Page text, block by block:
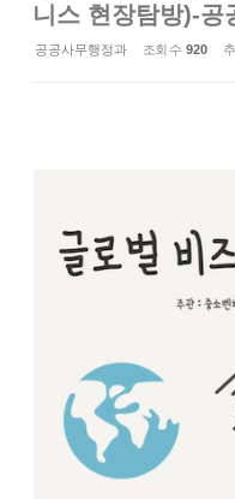
니스 현장탐방)-공
공공사무행정과 조회 수 920